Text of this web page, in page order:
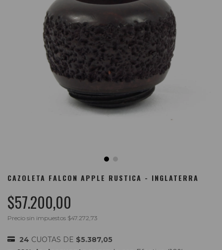
CAZOLETA FALCON APPLE RUSTICA - INGLATERRA
$57.200,00
Precio sin impuestos $47.272,73
24 CUOTAS DE $5.387,05